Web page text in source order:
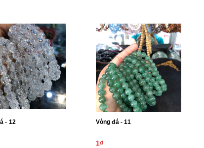
Vòng đá - 12 Vòng đá - 11
1₫